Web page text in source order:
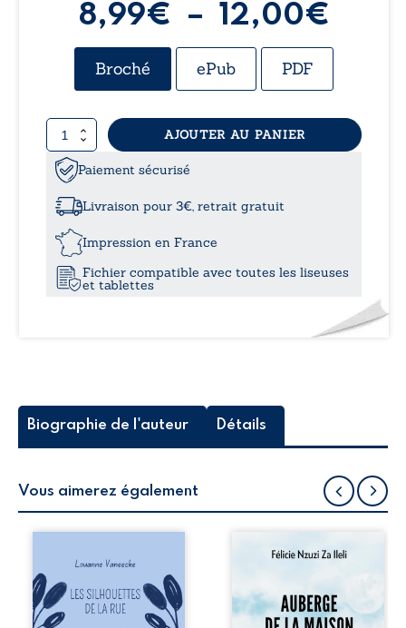
8,99€ – 12,00€
de
Broché ePub PDF
quantité
de
De
l’autre
côté
raison
AJOUTER AU PANIER
Paiement sécurisé
Livraison pour 3€, retrait gratuit
Impression en France
Fichier compatible avec toutes les liseuses
et tablettes
Biographie de l'auteur Détails
Vous aimerez également
la rue donne la
parole à six
personnages
ordinaires,
Auberge de la
récit-témoignage
consacré au